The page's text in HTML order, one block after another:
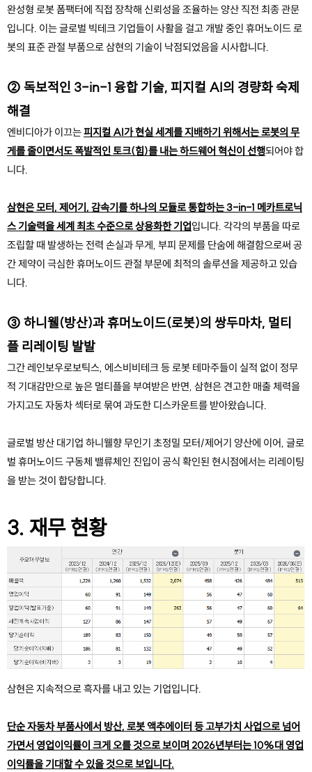
완성형 로봇 폼팩터에 직접 장착해 신뢰성을 조율하는 양산 직전 최종 관문
입니다. 이는 글로벌 빅테크 기업들이 사활을 걸고 개발 중인 휴머노이드 로
봇의 표준 관절 부품으로 삼현의 기술이 낙점되었음을 시사합니다.
② 독보적인 3-in-1 융합 기술, 피지컬 AI의 경량화 숙제
해결
엔비디아가 이끄는 피지컬 AI가 현실 세계를 지배하기 위해서는 로봇의 무
게를 줄이면서도 폭발적인 토크(힘)를 내는 하드웨어 혁신이 선행되어야 합
니다.
삼현은 모터, 제어기, 감속기를 하나의 모듈로 통합하는 3-in-1 메카트로닉
스 기술력을 세계 최초 수준으로 상용화한 기업입니다. 각각의 부품을 따로
조립할 때 발생하는 전력 손실과 무게, 부피 문제를 단숨에 해결함으로써 공
간 제약이 극심한 휴머노이드 관절 부문에 최적의 솔루션을 제공하고 있습
니다.
③ 하니웰(방산)과 휴머노이드(로봇)의 쌍두마차, 멀티
플 리레이팅 발발
그간 레인보우로보틱스, 에스비비테크 등 로봇 테마주들이 실적 없이 정무
적 기대감만으로 높은 멀티플을 부여받은 반면, 삼현은 견고한 매출 체력을
가지고도 자동차 섹터로 묶여 과도한 디스카운트를 받아왔습니다.
글로벌 방산 대기업 하니웰향 무인기 초정밀 모터/제어기 양산에 이어, 글로
벌 휴머노이드 구동체 밸류체인 진입이 공식 확인된 현시점에서는 리레이팅
을 받는 것이 합당합니다.
3. 재무 현황
삼현은 지속적으로 흑자를 내고 있는 기업입니다.
단순 자동차 부품사에서 방산, 로봇 액추에이터 등 고부가치 사업으로 넘어
가면서 영업이익률이 크게 오를 것으로 보이며 2026년부터는 10%대 영업
이익률을 기대할 수 있을 것으로 보입니다.